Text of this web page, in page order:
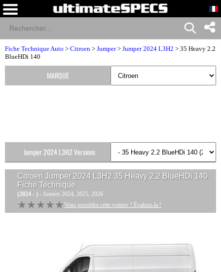
Fiche Technique Auto > Citroen > Jumper> Jumper 2024 L3H2 > 35 Heavy 2.2
BlueHDi 140
Citroen Jumper 2024 L3H2 35 Heavy 2.2 BlueHDi 140
Fiche Technique
(2024 - ) - Années 2024, 2025, 2026
★★★★★
★★★★★ Vous possédez cette voiture ? Évaluez-la !
MARQUE
Jumper 2024 L3H2 Versions